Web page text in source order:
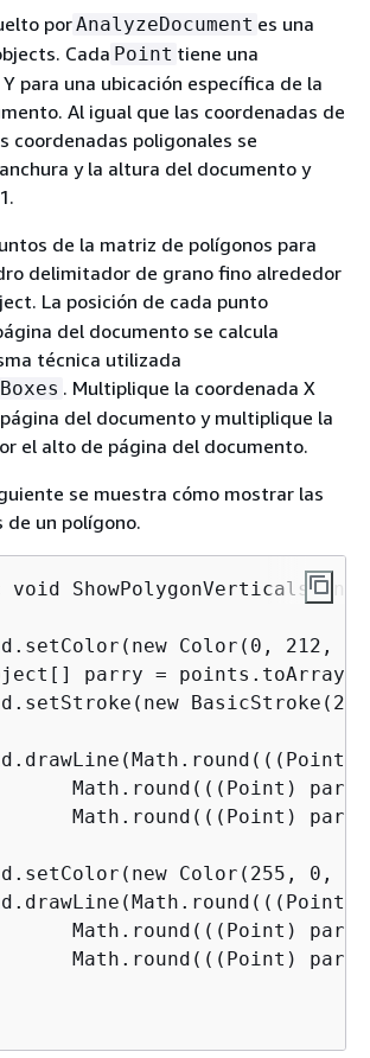
porAnalyzeDocument es una
Cada Point tiene una
para una ubicación específica de la
Al igual que las coordenadas de
coordenadas poligonales se
y la altura del documento y
de la matriz de polígonos para
delimitador de grano fino alrededor
La posición de cada punto
del documento se calcula
técnica utilizada
. Multiplique la coordenada X
del documento y multiplique la
el alto de página del documento.
se muestra cómo mostrar las
de un polígono.
void
Color(0, 212,
parry =
Math.round(((Point)
Math.round(((Point)
Color(255, 0,
Math.round(((Point)
Math.round(((Point)